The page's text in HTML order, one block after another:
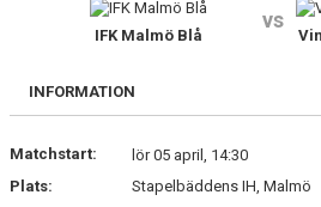
BILDGALLERI
KONTAKT
IFK Malmö Blå
vs
INFORMATION
Matchstart:
lör 05 april, 14:30
Plats:
Stapelbäddens IH, Malmö